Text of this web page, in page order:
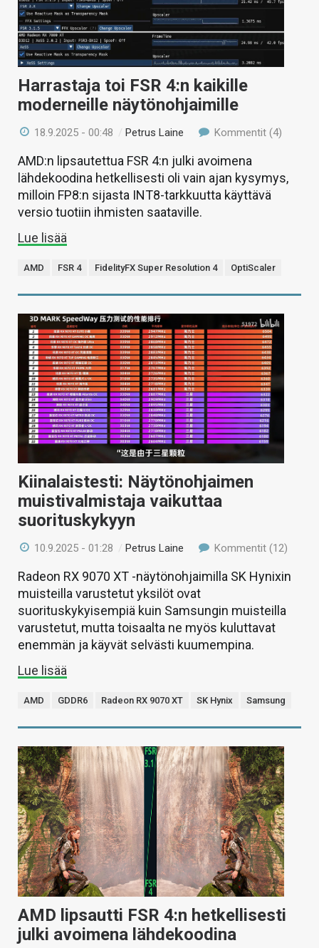
Harrastaja toi FSR 4:n kaikille
moderneille näytönohjaimille
18.9.2025 - 00:48 /Petrus Laine Kommentit (4)
AMD:n lipsautettua FSR 4:n julki avoimena
lähdekoodina hetkellisesti oli vain ajan kysymys,
milloin FP8:n sijasta INT8-tarkkuutta käyttävä
versio tuotiin ihmisten saataville.
Lue lisää
AMD FSR 4 FidelityFX Super Resolution 4 OptiScaler
Kiinalaistesti: Näytönohjaimen
muistivalmistaja vaikuttaa
suorituskykyyn
10.9.2025 - 01:28 / Petrus Laine Kommentit (12)
Radeon RX 9070 XT -näytönohjaimilla SK Hynixin
muisteilla varustetut yksilöt ovat
suorituskykyisempiä kuin Samsungin muisteilla
varustetut, mutta toisaalta ne myös kuluttavat
enemmän ja käyvät selvästi kuumempina.
Lue lisää
AMD GDDR6 Radeon RX 9070 XT SK Hynix Samsung
AMD lipsautti FSR 4:n hetkellisesti
julki avoimena lähdekoodina